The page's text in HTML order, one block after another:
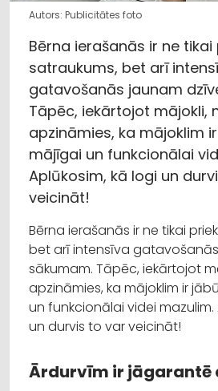
Autors: Publicitātes foto
Bērna ierašanās ir ne tikai
satraukums, bet arī
gatavošanās jaunam
Tāpēc, iekārtojot mājokli,
apzināmies, ka mājoklim
mājīgai un funkcionālai
Aplūkosim, kā logi un
veicināt!
Bērna ierašanās ir ne tikai
bet arī intensīva
sākumam. Tāpēc, iekārtojot
apzināmies, ka mājoklim ir
un funkcionālai videi mazulim.
un durvis to var veicināt!
Ārdurvīm ir jāgarantē